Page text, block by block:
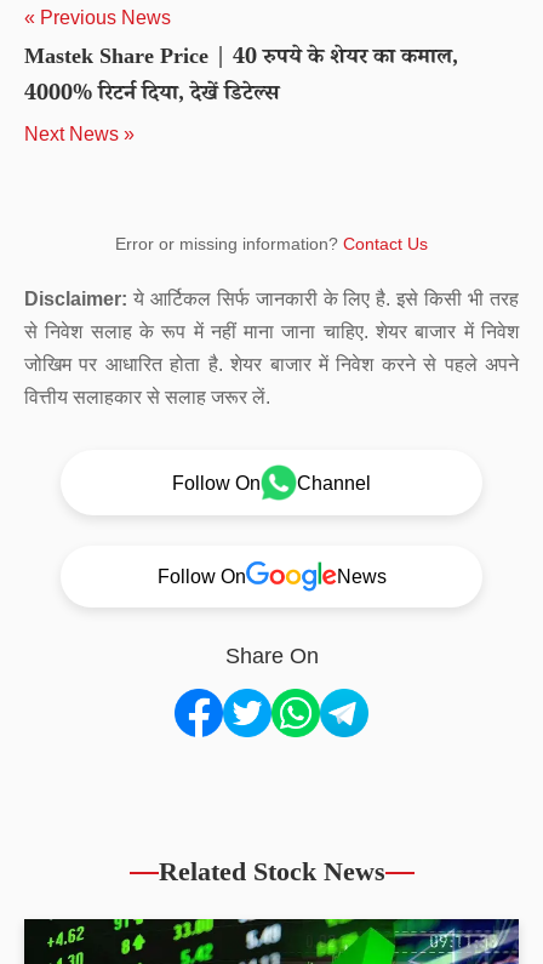
« Previous News
Mastek Share Price | 40 रुपये के शेयर का कमाल,
4000% रिटर्न दिया, देखें डिटेल्स
Next News »
Error or missing information? Contact Us
Disclaimer: ये आर्टिकल सिर्फ जानकारी के लिए है. इसे किसी भी तरह
से निवेश सलाह के रूप में नहीं माना जाना चाहिए. शेयर बाजार में निवेश
जोखिम पर आधारित होता है. शेयर बाजार में निवेश करने से पहले अपने
वित्तीय सलाहकार से सलाह जरूर लें.
Follow On Channel
Follow On News
Share On
Related Stock News